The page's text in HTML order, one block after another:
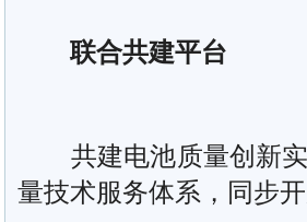
联合共建平台
共建电池质量创新实
量技术服务体系，同步